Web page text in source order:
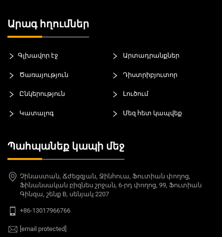
Արագ հղումներ
Գլխավոր էջ Արտադրանքներ
Ծառայություն Դիստրիբյուտոր
Ընկերություն Լուծում
Կատալոգ Մեզ հետ կապվեք
Պահպանեք կապի մեջ
Չինաստան, Ճժեցզյան, Ջինհուա, Ֆուտիան փողոց,
Ֆինանսական բիզնես շրջան, 6-րդ փողոց, 99, Ֆուտիան
Գինզա, շենք B, սենյակ 2207
+86-13017966766
[email protected]